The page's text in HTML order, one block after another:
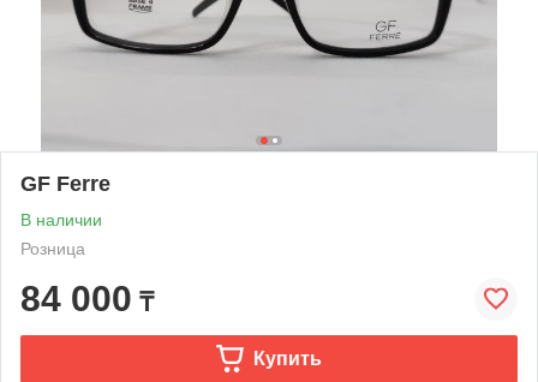
GF Ferre
В наличии
Розница
84 000 ₸
Купить